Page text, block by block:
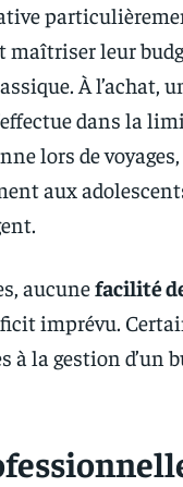
leur
À l’achat,
dans la
lors de
aux
aucunefacilité
imprévu.
la gestion d’un